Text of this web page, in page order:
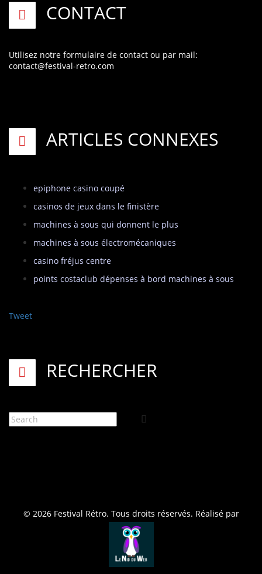
CONTACT
Utilisez notre formulaire de contact ou par mail:
contact@festival-retro.com
ARTICLES CONNEXES
epiphone casino coupé
casinos de jeux dans le finistère
machines à sous qui donnent le plus
machines à sous électromécaniques
casino fréjus centre
points costaclub dépenses à bord machines à sous
Tweet
RECHERCHER
© 2026 Festival Rétro. Tous droits réservés. Réalisé par